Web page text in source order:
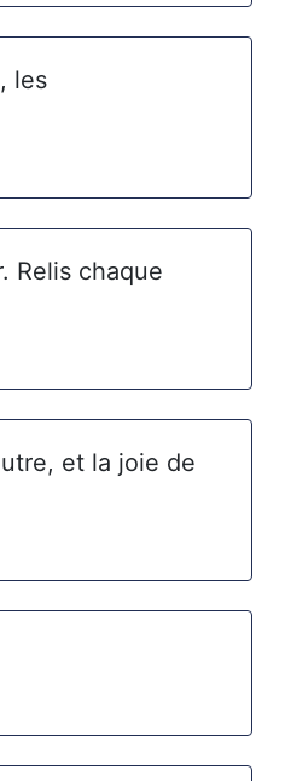
les
Relis chaque
et la joie de